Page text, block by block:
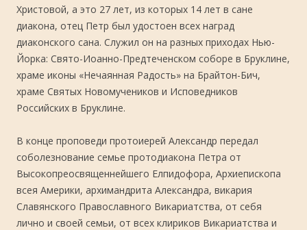
Христовой, а это 27 лет, из которых 14 лет в сане
диакона, отец Петр был удостоен всех наград
диаконского сана. Служил он на разных приходах Нью-
Йорка: Свято-Иоанно-Предтеченском соборе в Бруклине,
храме иконы «Нечаянная Радость» на Брайтон-Бич,
храме Святых Новомучеников и Исповедников
Российских в Бруклине.
В конце проповеди протоиерей Александр передал
соболезнование семье протодиакона Петра от
Высокопреосвященнейшего Елпидофора, Архиепископа
всея Америки, архимандрита Александра, викария
Славянского Православного Викариатства, от себя
лично и своей семьи, от всех клириков Викариатства и